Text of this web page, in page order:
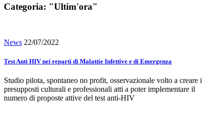
Categoria: "Ultim'ora"
News 22/07/2022
Test Anti HIV nei reparti di Malattie Infettive e di Emergenza
Studio pilota, spontaneo no profit, osservazionale volto a creare i
presupposti culturali e professionali atti a poter implementare il
numero di proposte attive del test anti-HIV